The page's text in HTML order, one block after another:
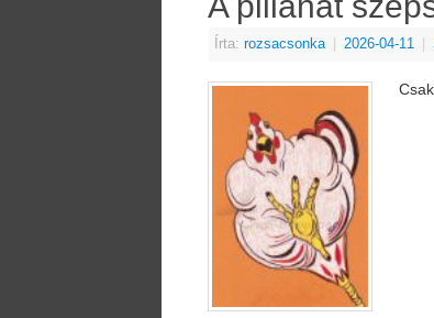
Írta: rozsacsonka 2026-04-11